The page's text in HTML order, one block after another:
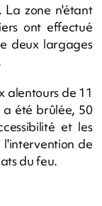
zone n'étant
ont effectué
deux largages
alentours de 11
a été brûlée, 50
et les
de
du feu.